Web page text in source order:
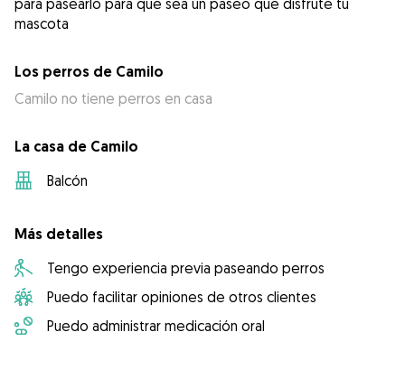
para pasearlo para que sea un paseo que disfrute tu
mascota
Los perros de Camilo
Camilo no tiene perros en casa
La casa de Camilo
Balcón
Más detalles
Tengo experiencia previa paseando perros
Puedo facilitar opiniones de otros clientes
Puedo administrar medicación oral